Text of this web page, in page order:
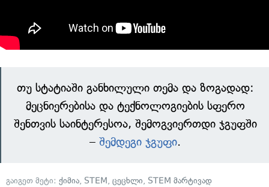
თუ სტატიაში განხილული თემა და ზოგადად:
მეცნიერებისა და ტექნოლოგიების სფერო
შენთვის საინტერესოა, შემოგვიერთდი ჯგუფში
– შემდეგი ჯგუფი.
გაიგეთ მეტი: ქიმია, STEM, ცეცხლი, STEM მარტივად